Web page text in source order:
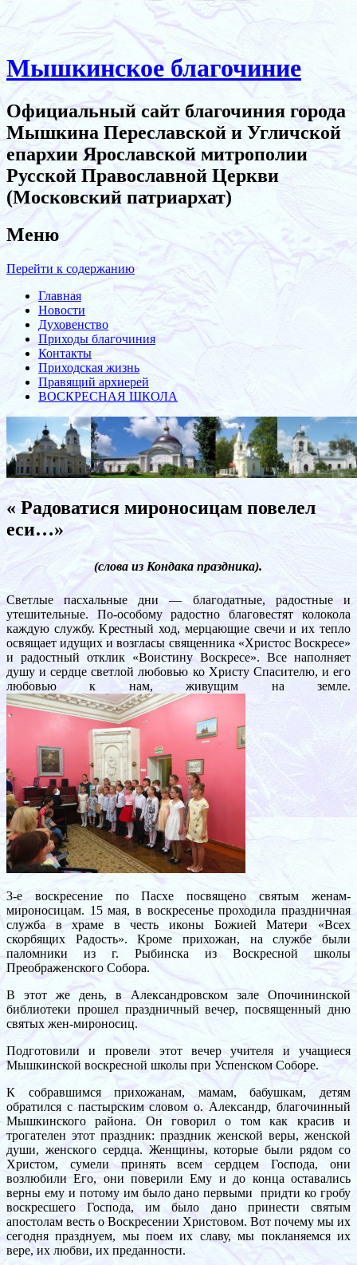
Мышкинское благочиние
Официальный сайт благочиния города
Мышкина Переславской и Угличской
епархии Ярославской митрополии
Русской Православной Церкви
(Московский патриархат)
Меню
Перейти к содержанию
Главная
Новости
Духовенство
Приходы благочиния
Контакты
Приходская жизнь
Правящий архиерей
ВОСКРЕСНАЯ ШКОЛА
« Радоватися мироносицам повелел
еси…»
(слова из Кондака праздника).
Светлые пасхальные дни — благодатные, радостные и
утешительные. По-особому радостно благовестят колокола
каждую службу. Крестный ход, мерцающие свечи и их тепло
освящает идущих и возгласы священника «Христос Воскресе»
и радостный отклик «Воистину Воскресе». Все наполняет
душу и сердце светлой любовью ко Христу Спасителю, и его
любовью к нам, живущим на земле.
3-е воскресение по Пасхе посвящено святым женам-
мироносицам. 15 мая, в воскресенье проходила праздничная
служба в храме в честь иконы Божией Матери «Всех
скорбящих Радость». Кроме прихожан, на службе были
паломники из г. Рыбинска из Воскресной школы
Преображенского Собора.
В этот же день, в Александровском зале Опочининской
библиотеки прошел праздничный вечер, посвященный дню
святых жен-мироносиц.
Подготовили и провели этот вечер учителя и учащиеся
Мышкинской воскресной школы при Успенском Соборе.
К собравшимся прихожанам, мамам, бабушкам, детям
обратился с пастырским словом о. Александр, благочинный
Мышкинского района. Он говорил о том как красив и
трогателен этот праздник: праздник женской веры, женской
души, женского сердца. Женщины, которые были рядом со
Христом, сумели принять всем сердцем Господа, они
возлюбили Его, они поверили Ему и до конца оставались
верны ему и потому им было дано первыми придти ко гробу
воскресшего Господа, им было дано принести святым
апостолам весть о Воскресении Христовом. Вот почему мы их
сегодня празднуем, мы поем их славу, мы покланяемся их
вере, их любви, их преданности.